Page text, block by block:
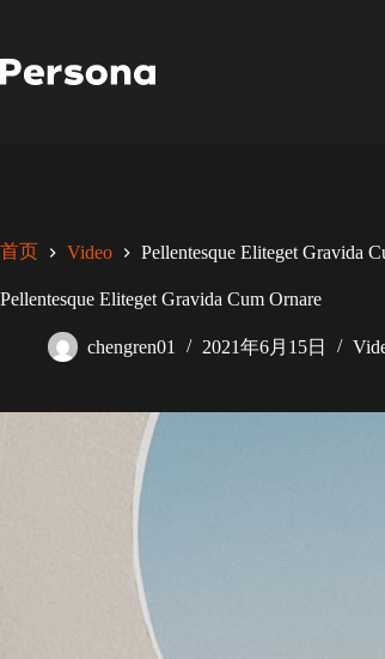
内
容
首页 Video Pellentesque Eliteget Gravida
Pellentesque Eliteget Gravida Cum Ornare
chengren01 2021年6月15日